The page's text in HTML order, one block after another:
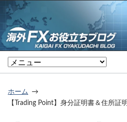
ホーム
【Trading Point】身分証明書＆住所証